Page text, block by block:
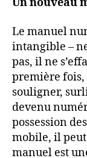
Le manuel
intangible –
pas, il ne
première
souligner,
devenu
possession
mobile, il
manuel est